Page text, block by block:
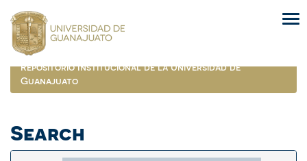
navigation
Repositorio Institucional de la Universidad de
Guanajuato
Search